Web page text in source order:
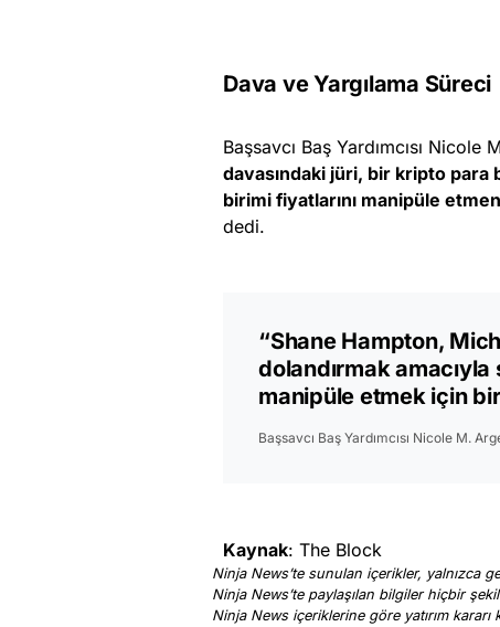
Dava ve Yargılama Süreci
Başsavcı Baş Yardımcısı Nicole
davasındaki jüri, bir kripto
birimi fiyatlarını manipüle
dedi.
“Shane Hampton,
dolandırmak
manipüle etmek için
Başsavcı Baş Yardımcısı Nicole M.
Kaynak: The Block
Ninja News’te sunulan içerikler, yalnızca
Ninja News’te paylaşılan bilgiler hiçbir
Ninja News içeriklerine göre yatırım kararı